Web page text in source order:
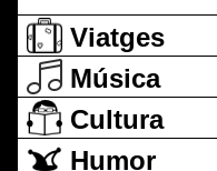
Viatges
Música
Cultura
Humor